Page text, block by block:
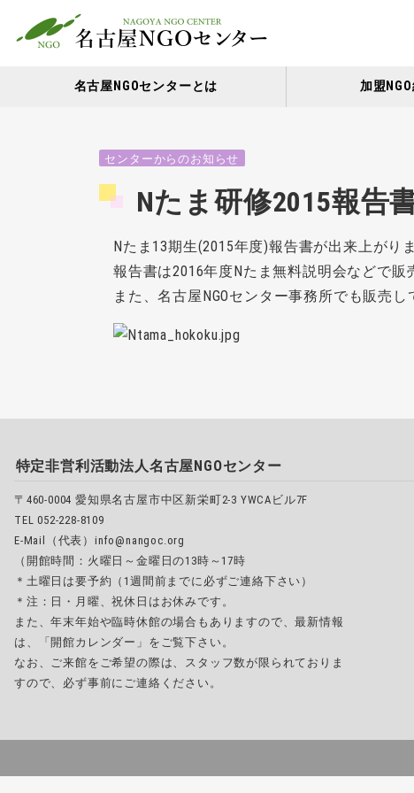
名古屋NGOセンターとは 加盟
センターからのお知らせ
Nたま研修2015報告
Nたま13期生(2015年度)報告書が出来上がり
報告書は2016年度Nたま無料説明会などで販
また、名古屋NGOセンター事務所でも販売し
特定非営利活動法人名古屋NGOセンター
〒460-0004 愛知県名古屋市中区新栄町2-3 YWCAビル7F
TEL 052-228-8109
E-Mail（代表）info@nangoc.org
（開館時間：火曜日～金曜日の13時～17時
＊土曜日は要予約（1週間前までに必ずご連絡下さい）
＊注：日・月曜、祝休日はお休みです。
また、年末年始や臨時休館の場合もありますので、最新情報
は、「開館カレンダー」をご覧下さい。
なお、ご来館をご希望の際は、スタッフ数が限られておりま
すので、必ず事前にご連絡ください。